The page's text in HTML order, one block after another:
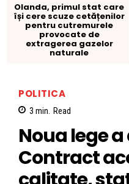
Olanda, primul stat care
își cere scuze cetățenilor
pentru cutremurele
provocate de
extragerea gazelor
naturale